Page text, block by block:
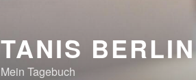
TANIS BERLIN
Mein Tagebuch